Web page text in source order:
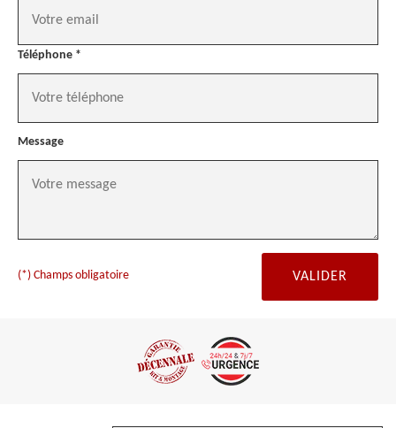
Téléphone *
Message
(*) Champs obligatoire